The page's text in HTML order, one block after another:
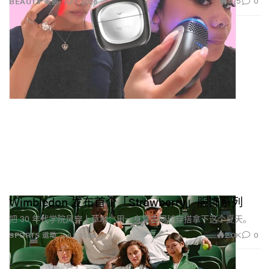
SPORTS 运动
Wimbledon 发布首个「Strawberry」服饰系列
把 30 年代学院风穿上草地：用一身复古网球穿搭拿下这个夏天。
Jul 1, 2026 2.0K 0